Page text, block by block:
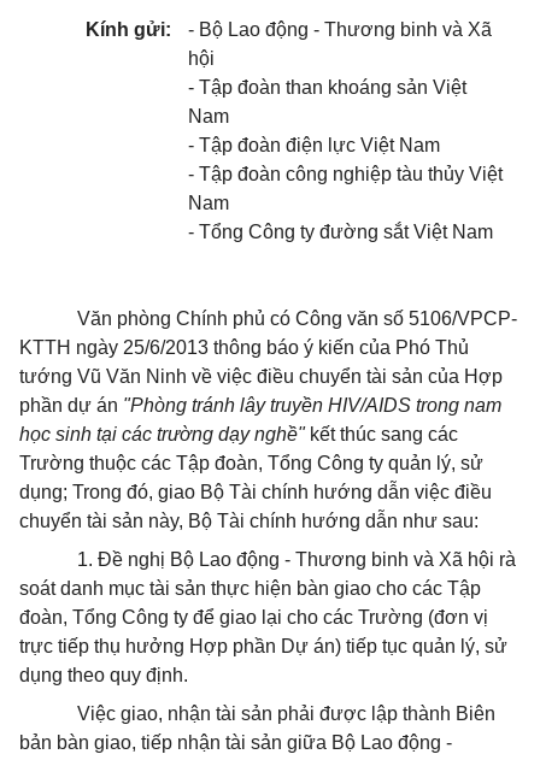
Kính gửi:
- Bộ Lao động - Thương binh và Xã
hội
- Tập đoàn than khoáng sản Việt
Nam
- Tập đoàn điện lực Việt Nam
- Tập đoàn công nghiệp tàu thủy Việt
Nam
- Tổng Công ty đường sắt Việt Nam
Văn phòng Chính phủ có Công văn số 5106/VPCP-
KTTH ngày 25/6/2013 thông báo ý kiến của Phó Thủ
tướng Vũ Văn Ninh về việc điều chuyển tài sản của Hợp
phần dự án "Phòng tránh lây truyền HIV/AIDS trong nam
học sinh tại các trường dạy nghề"kết thúc sang các
Trường thuộc các Tập đoàn, Tổng Công ty quản lý, sử
dụng; Trong đó, giao Bộ Tài chính hướng dẫn việc điều
chuyển tài sản này, Bộ Tài chính hướng dẫn như sau:
1. Đề nghị Bộ Lao động - Thương binh và Xã hội rà
soát danh mục tài sản thực hiện bàn giao cho các Tập
đoàn, Tổng Công ty để giao lại cho các Trường (đơn vị
trực tiếp thụ hưởng Hợp phần Dự án) tiếp tục quản lý, sử
dụng theo quy định.
Việc giao, nhận tài sản phải được lập thành Biên
bản bàn giao, tiếp nhận tài sản giữa Bộ Lao động -